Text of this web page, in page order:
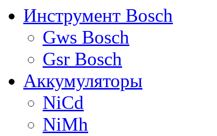
Инструмент Bosch
Gws Bosch
Gsr Bosch
Аккумуляторы
NiCd
NiMh